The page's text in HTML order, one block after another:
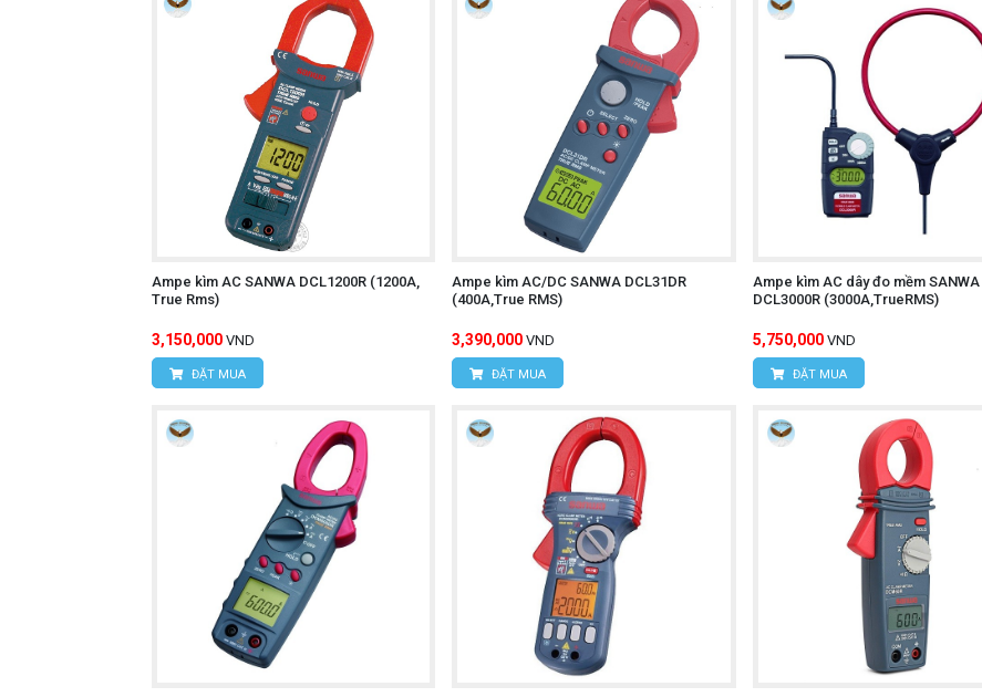
Ampe kìm AC SANWA DCL1200R (1200A,
True Rms)
3,150,000 VND
ĐẶT MUA
Ampe kìm AC/DC SANWA DCL31DR
(400A,True RMS)
3,390,000 VND
ĐẶT MUA
Ampe kìm AC dây đo mềm SANWA
DCL3000R (3000A,TrueRMS)
5,750,000 VND
ĐẶT MUA